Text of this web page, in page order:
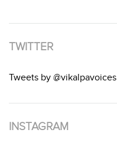
TWITTER
Tweets by @vikalpavoices
INSTAGRAM